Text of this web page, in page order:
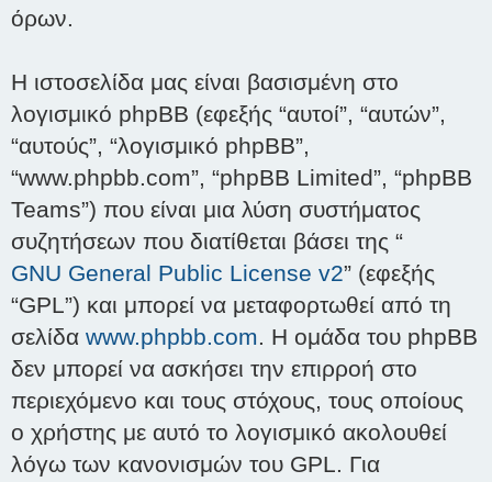
όρων.
Η ιστοσελίδα μας είναι βασισμένη στο
λογισμικό phpBB (εφεξής “αυτοί”, “αυτών”,
“αυτούς”, “λογισμικό phpBB”,
“www.phpbb.com”, “phpBB Limited”, “phpBB
Teams”) που είναι μια λύση συστήματος
συζητήσεων που διατίθεται βάσει της “
GNU General Public License v2” (εφεξής
“GPL”) και μπορεί να μεταφορτωθεί από τη
σελίδα www.phpbb.com. Η ομάδα του phpBB
δεν μπορεί να ασκήσει την επιρροή στο
περιεχόμενο και τους στόχους, τους οποίους
ο χρήστης με αυτό το λογισμικό ακολουθεί
λόγω των κανονισμών του GPL. Για